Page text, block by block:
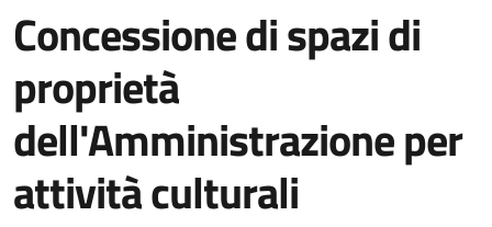
Concessione di spazi di
proprietà
dell'Amministrazione per
attività culturali